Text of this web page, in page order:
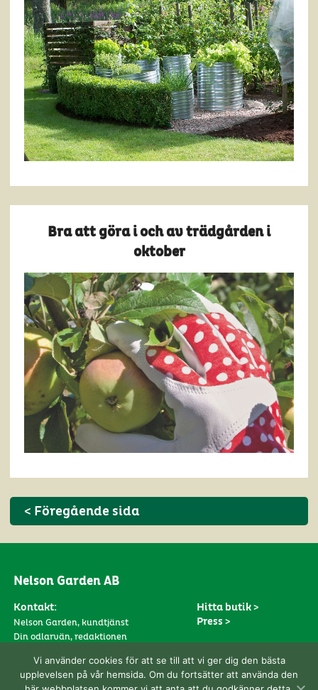
Bra att göra i och av trädgården i
oktober
< Föregående sida
Nelson Garden AB
Kontakt:
Nelson Garden, kundtjänst
Din odlarvän, redaktionen
Prenumerera >
Anmäl dig till vårt nyhetsbrev här
Hitta butik >
Press >
Följ oss på:
Vi använder cookies för att se till att vi ger dig den bästa
upplevelsen på vår hemsida. Om du fortsätter att använda den